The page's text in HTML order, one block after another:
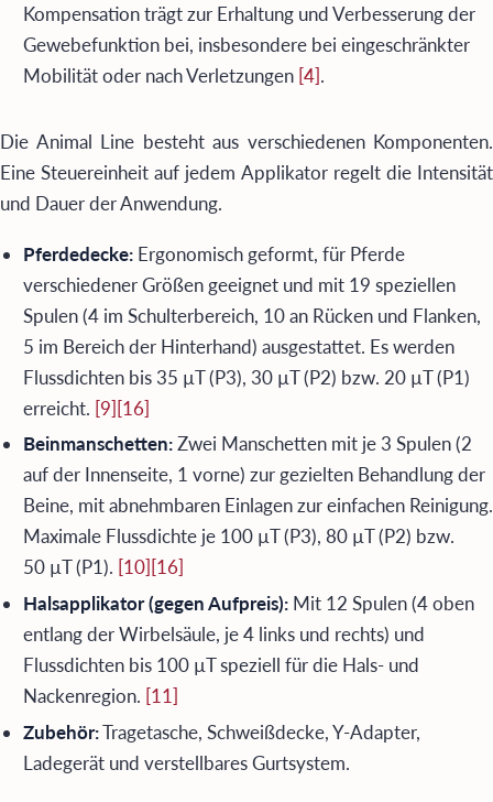
Kompensation trägt zur Erhaltung und Verbesserung der
Gewebefunktion bei, insbesondere bei eingeschränkter
Mobilität oder nach Verletzungen [4].
Die Animal Line besteht aus verschiedenen Komponenten.
Eine Steuereinheit auf jedem Applikator regelt die Intensität
und Dauer der Anwendung.
Pferdedecke:Ergonomisch geformt, für Pferde
verschiedener Größen geeignet und mit 19 speziellen
Spulen (4 im Schulterbereich, 10 an Rücken und Flanken,
5 im Bereich der Hinterhand) ausgestattet. Es werden
Flussdichten bis 35 µT (P3), 30 µT (P2) bzw. 20 µT (P1)
erreicht. [9][16]
Beinmanschetten:Zwei Manschetten mit je 3 Spulen (2
auf der Innenseite, 1 vorne) zur gezielten Behandlung der
Beine, mit abnehmbaren Einlagen zur einfachen Reinigung.
Maximale Flussdichte je 100 µT (P3), 80 µT (P2) bzw.
50 µT (P1). [10][16]
Halsapplikator (gegen Aufpreis):Mit 12 Spulen (4 oben
entlang der Wirbelsäule, je 4 links und rechts) und
Flussdichten bis 100 µT speziell für die Hals- und
Nackenregion. [11]
Zubehör:Tragetasche, Schweißdecke, Y-Adapter,
Ladegerät und verstellbares Gurtsystem.